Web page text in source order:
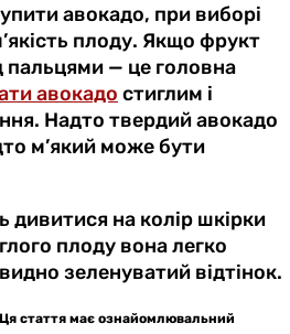
авокадо, при виборі
плоду. Якщо фрукт
пальцями — це головна
авокадо стиглим і
Надто твердий авокадо
м’який може бути
дивитися на колір шкірки
плоду вона легко
зеленуватий відтінок.
Ця стаття має ознайомлювальний